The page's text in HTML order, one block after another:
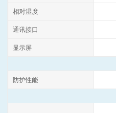
相对湿度
通讯接口
显示屏
防护性能